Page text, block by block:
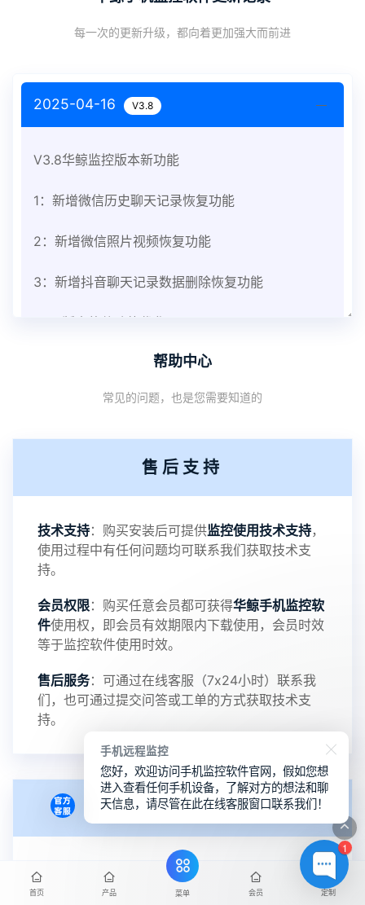
每一次的更新升级，都向着更加强大而前进
2025-04-16 V3.8
V3.8华鲸监控版本新功能
1：新增微信历史聊天记录恢复功能
2：新增微信照片视频恢复功能
3：新增抖音聊天记录数据删除恢复功能
1：优化监控终端从当前监控界面切换其他被控端手
机设备响应慢问题
4：优化离线云储存服务器相册照片文件夹路径问题
5：优化关闭监控后离线设置云储存对方微信聊天记
录文件改为自定义文件名称
提示：
提示1：为避免异常风险情况，传输对方手机数据文
件至本地请先切换代理网络
提示2：新会员用户切忌使用触控模式，避免发生监
控被发现的情况
感谢新老会员用户的支持与反馈，欢迎大家反馈华
鲸监控存在的问题与所需的更多功能，华鲸手机监
帮助中心
常见的问题，也是您需要知道的
售后支持
技术支持：购买安装后可提供监控使用技术支持，
使用过程中有任何问题均可联系我们获取技术支
持。
会员权限：购买任意会员都可获得华鲸手机监控软
件使用权，即会员有效期限内下载使用，会员时效
等于监控软件使用时效。
售后服务：可通过在线客服（7x24小时）联系我
们，也可通过提交问答或工单的方式获取技术支
持。
会员授权
月卡会员授权 ：购买并安装后，自动绑定当前使用
设备，仅限绑定本人一台手机使用。支持不同手机
首页 产品 菜单 会员 定制
1
手机远程监控
您好，欢迎访问手机监控软件官网，假如您想
进入查看任何手机设备，了解对方的想法和聊
天信息，请尽管在此在线客服窗口联系我们！